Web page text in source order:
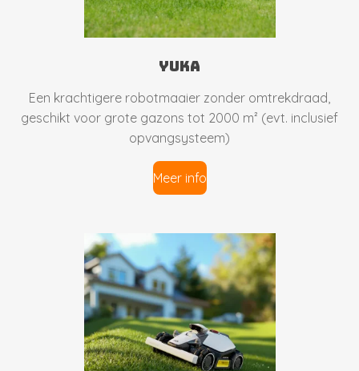
yuka
Een krachtigere robotmaaier zonder omtrekdraad,
geschikt voor grote gazons tot 2000 m² (evt. inclusief
opvangsysteem)
Meer info